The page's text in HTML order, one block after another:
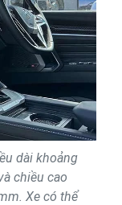
dài khoảng
chiều cao
Xe có thể